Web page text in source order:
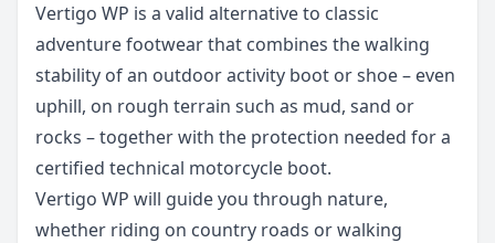
Vertigo WP is a valid alternative to classic
adventure footwear that combines the walking
stability of an outdoor activity boot or shoe – even
uphill, on rough terrain such as mud, sand or
rocks – together with the protection needed for a
certified technical motorcycle boot.
Vertigo WP will guide you through nature,
whether riding on country roads or walking